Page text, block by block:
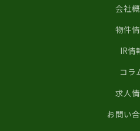
会社
物件
IR情
コラ
求人
お問い